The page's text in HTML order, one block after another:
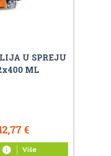
U SPREJU
ML
€
info Više